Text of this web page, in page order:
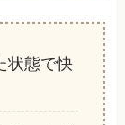
状態で快